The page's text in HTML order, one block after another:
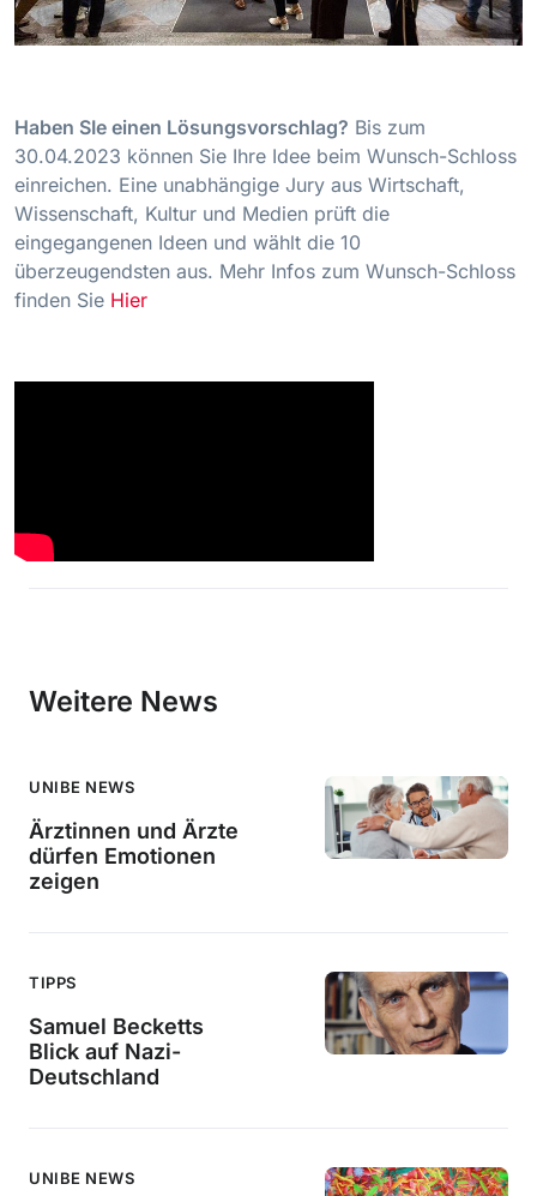
Haben SIe einen Lösungsvorschlag? Bis zum
30.04.2023 können Sie Ihre Idee beim Wunsch-Schloss
einreichen. Eine unabhängige Jury aus Wirtschaft,
Wissenschaft, Kultur und Medien prüft die
eingegangenen Ideen und wählt die 10
überzeugendsten aus. Mehr Infos zum Wunsch-Schloss
finden Sie Hier
Weitere News
UNIBE NEWS
Ärztinnen und Ärzte
dürfen Emotionen
zeigen
TIPPS
Samuel Becketts
Blick auf Nazi-
Deutschland
UNIBE NEWS